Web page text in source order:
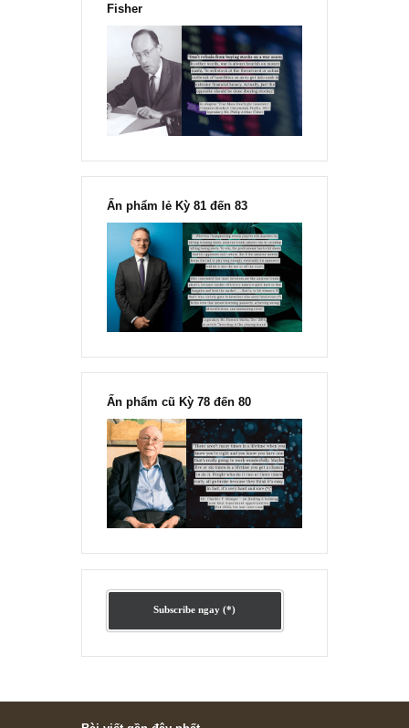
“Đừng sợ mua cổ phiếu dài hạn
chỉ vì chiến tranh”, ngài Philip
Fisher
Ấn phẩm lẻ Kỳ 81 đến 83